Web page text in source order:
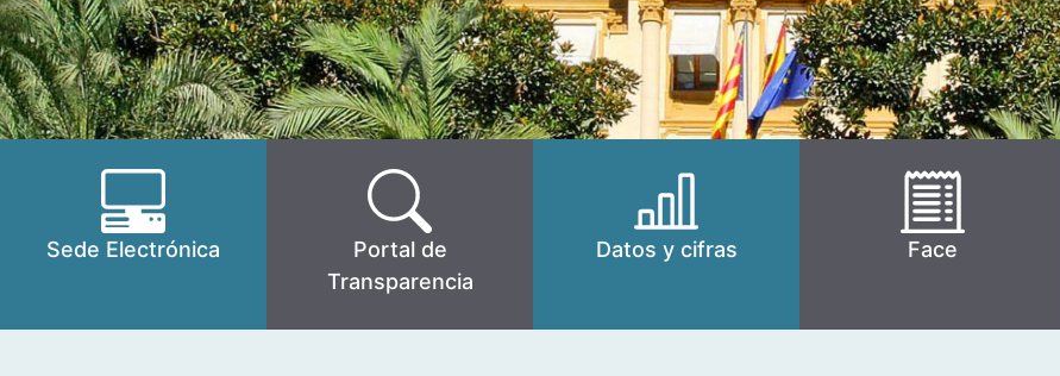
Sede Electrónica
Portal de
Transparencia
Datos y cifras Face